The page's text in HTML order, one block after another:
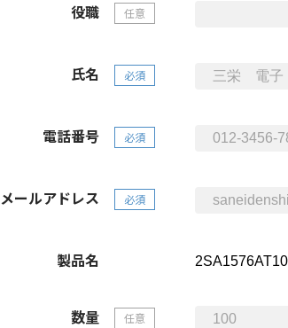
役職 任意
氏名 必須
電話番号 必須
メールアドレス 必須
製品名
数量 任意